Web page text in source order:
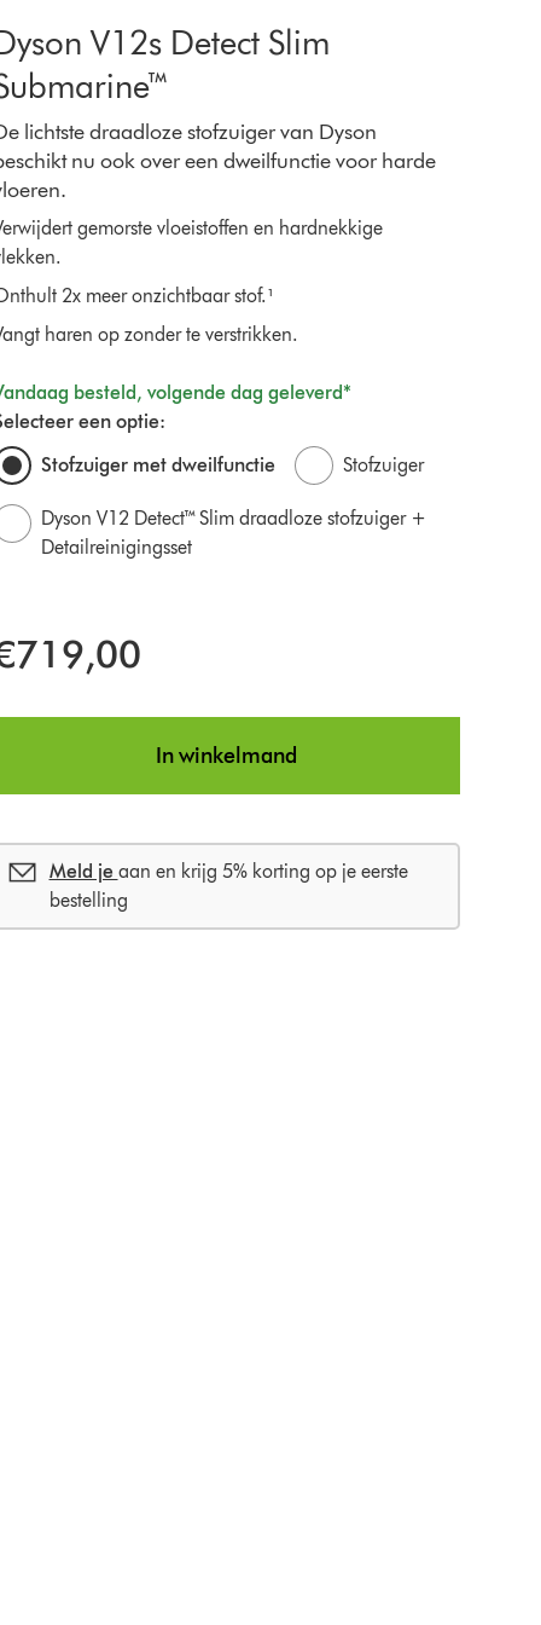
V12s Detect Slim
lichtste draadloze stofzuiger van Dyson
nu ook over een dweilfunctie voor harde
gemorste vloeistoffen en hardnekkige
2x meer onzichtbaar stof.¹
haren op zonder te verstrikken.
besteld, volgende dag geleverd*
een optie:
Stofzuiger met dweilfunctie
Stofzuiger
Dyson V12 Detect™ Slim draadloze stofzuiger +
Detailreinigingsset
In winkelmand
Meld je aan en krijg 5% korting op je eerste
bestelling